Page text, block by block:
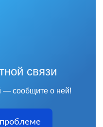
связи
— сообщите о ней!